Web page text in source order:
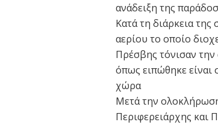
ανάδειξη της
Κατά τη διάρκεια
αερίου το οποίο
Πρέσβης τόνισαν την
όπως ειπώθηκε
χώρα
Μετά την
Περιφερειάρχης και